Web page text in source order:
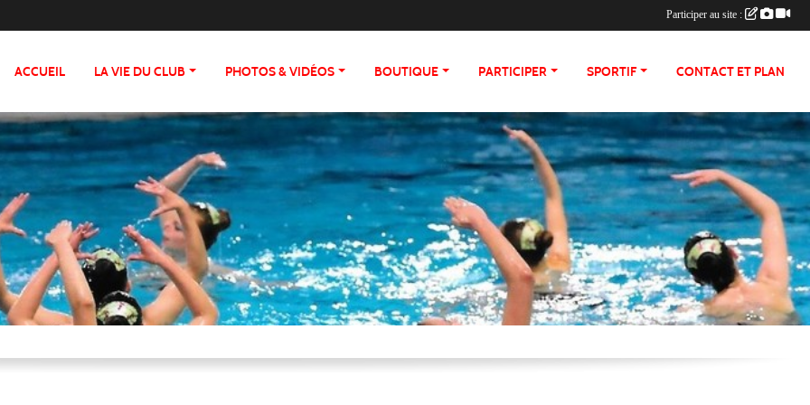
ACCUEIL LA VIE DU CLUB PHOTOS & VIDÉOS BOUTIQUE PARTICIPER SPORTIF CONTACT ET PLAN
Participer au site :